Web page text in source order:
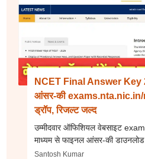
NCET Final Answer Key
आंसर-की exams.nta.nic.in/
ड्रॉप, रिजल्ट जल्द
उम्मीदवार ऑफिशियल वेबसाइट
माध्यम से फाइनल आंसर-की
Santosh Kumar